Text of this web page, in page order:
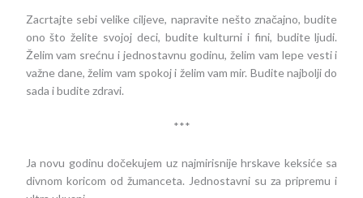
Zacrtajte sebi velike ciljeve, napravite nešto značajno, budite
ono što želite svojoj deci, budite kulturni i fini, budite ljudi.
Želim vam srećnu i jednostavnu godinu, želim vam lepe vesti i
važne dane, želim vam spokoj i želim vam mir. Budite najbolji do
sada i budite zdravi.
***
Ja novu godinu dočekujem uz najmirisnije hrskave keksiće sa
divnom koricom od žumanceta. Jednostavni su za pripremu i